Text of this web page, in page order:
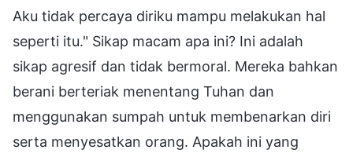
Aku tidak percaya diriku mampu melakukan hal
seperti itu." Sikap macam apa ini? Ini adalah
sikap agresif dan tidak bermoral. Mereka bahkan
berani berteriak menentang Tuhan dan
menggunakan sumpah untuk membenarkan diri
serta menyesatkan orang. Apakah ini yang